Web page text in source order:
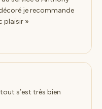
je recommande
plaisir »
s’est très bien